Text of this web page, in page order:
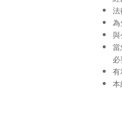
法
為
與
當
必
有
本